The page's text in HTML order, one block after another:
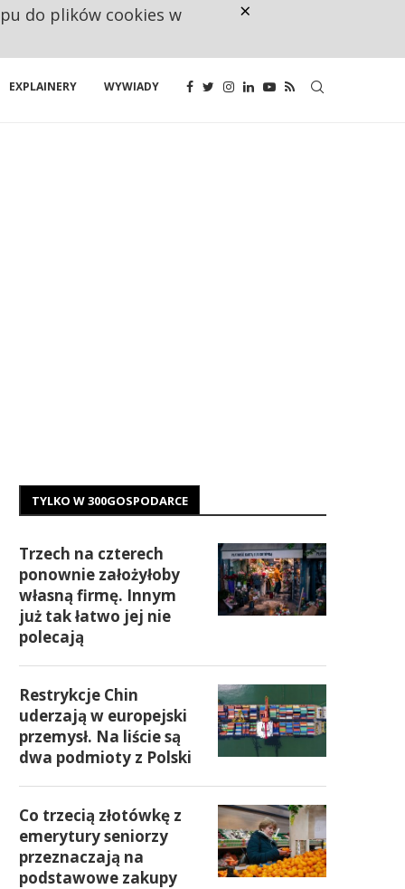
EXPLAINERY WYWIADY
TYLKO W 300GOSPODARCE
Trzech na czterech
ponownie założyłoby
własną firmę. Innym
już tak łatwo jej nie
polecają
Restrykcje Chin
uderzają w europejski
przemysł. Na liście są
dwa podmioty z Polski
Co trzecią złotówkę z
emerytury seniorzy
przeznaczają na
podstawowe zakupy
do plików cookies w ×